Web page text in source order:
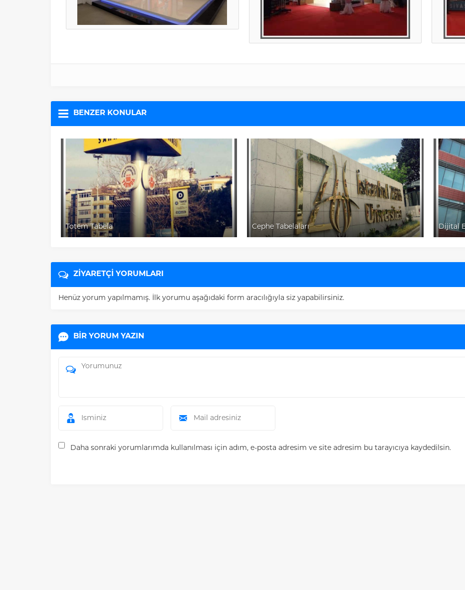
BENZER KONULAR
Cephe Tabelaları Dijital Baskı
ZİYARETÇİ YORUMLARI
Henüz yorum yapılmamış. İlk yorumu aşağıdaki form aracılığıyla siz yapabilirsiniz.
BİR YORUM YAZIN
Daha sonraki yorumlarımda kullanılması için adım, e-posta adresim ve site adresim bu tarayıcıya kaydedilsin.